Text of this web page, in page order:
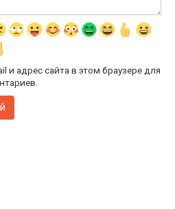
и адрес сайта в этом браузере для